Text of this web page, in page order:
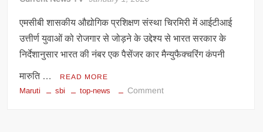
एमसीबी शासकीय औद्योगिक प्रशिक्षण संस्था चिरमिरी में आईटीआई
उत्तीर्ण युवाओं को रोजगार से जोड़ने के उद्देश्य से भारत सरकार के
निर्देशानुसार भारत की नंबर एक पैसेंजर कार मैन्युफैक्चरिंग कंपनी
मारुति … READ MORE
Maruti sbi top-news Commenton